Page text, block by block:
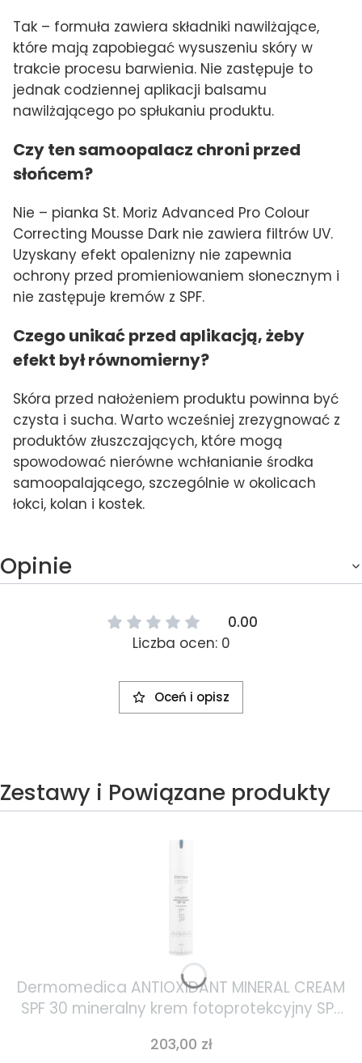
Tak – formuła zawiera składniki nawilżające,
które mają zapobiegać wysuszeniu skóry w
trakcie procesu barwienia. Nie zastępuje to
jednak codziennej aplikacji balsamu
nawilżającego po spłukaniu produktu.
Czy ten samoopalacz chroni przed
słońcem?
Nie – pianka St. Moriz Advanced Pro Colour
Correcting Mousse Dark nie zawiera filtrów UV.
Uzyskany efekt opalenizny nie zapewnia
ochrony przed promieniowaniem słonecznym i
nie zastępuje kremów z SPF.
Czego unikać przed aplikacją, żeby
efekt był równomierny?
Skóra przed nałożeniem produktu powinna być
czysta i sucha. Warto wcześniej zrezygnować z
produktów złuszczających, które mogą
spowodować nierówne wchłanianie środka
samoopalającego, szczególnie w okolicach
łokci, kolan i kostek.
Opinie
0.00
Liczba ocen: 0
Oceń i opisz
Zestawy i Powiązane produkty
Dermomedica ANTIOXIDANT MINERAL CREAM
SPF 30 mineralny krem fotoprotekcyjny SPF
Cena
203,00 zł